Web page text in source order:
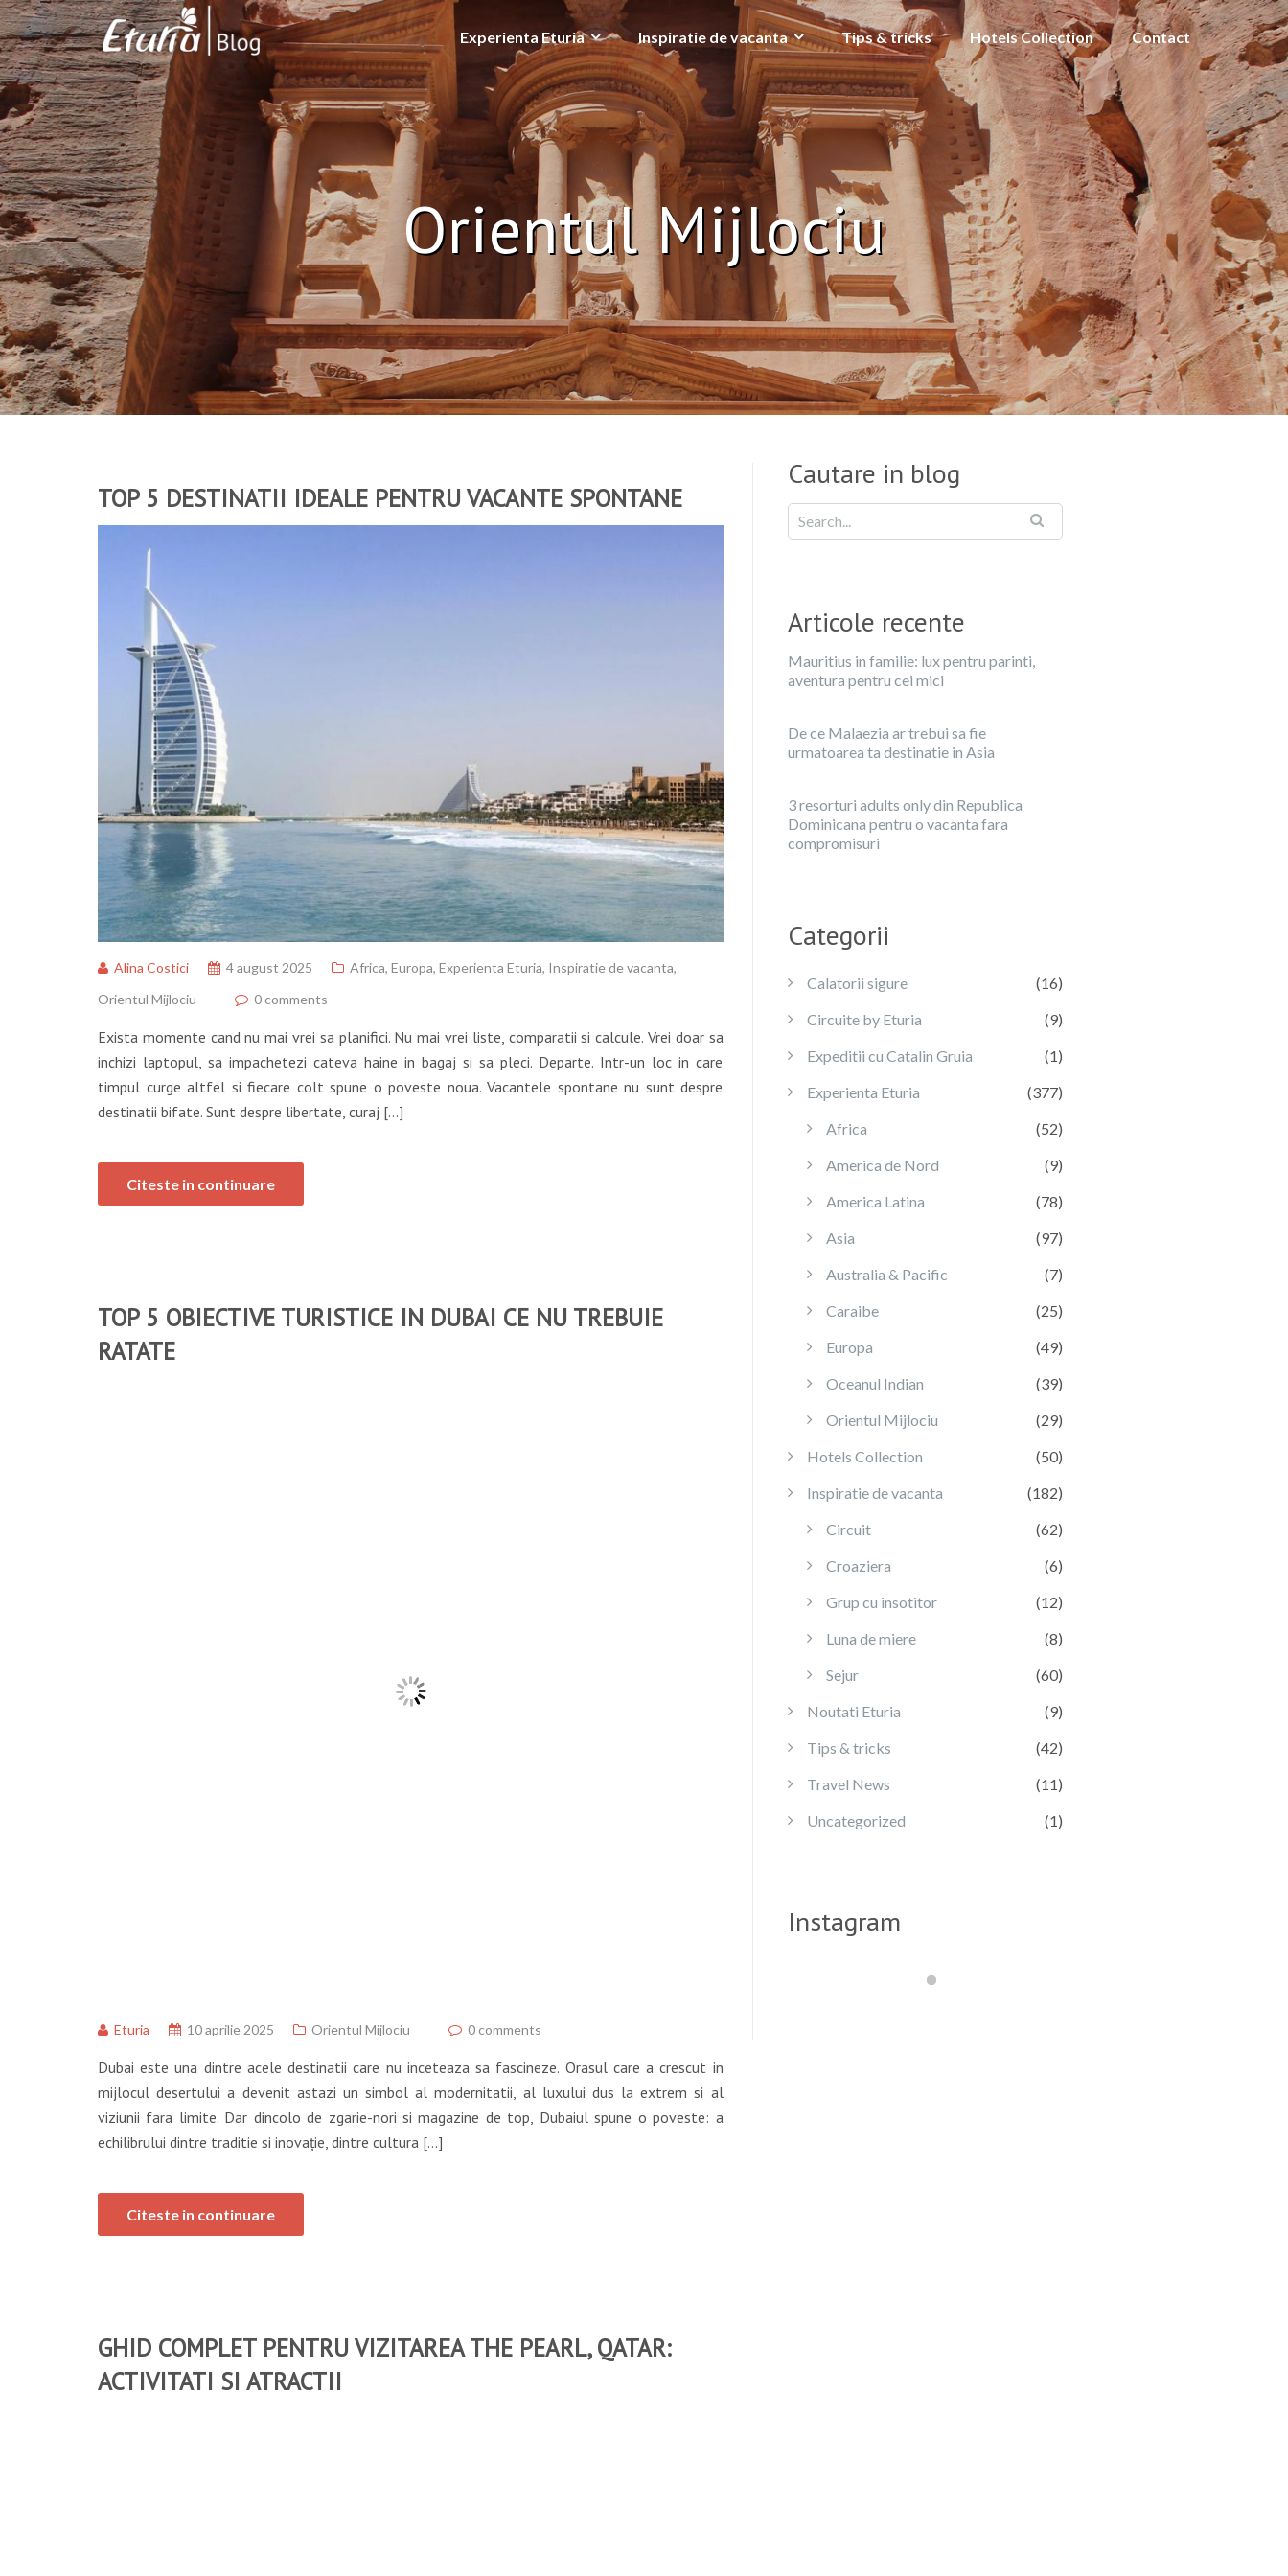
Experienta Eturia Inspiratie de vacanta Tips & tricks Hotels Collection Contact
Orientul Mijlociu
TOP 5 DESTINATII IDEALE PENTRU VACANTE SPONTANE
Alina Costici 4 august 2025 Africa, Europa, Experienta Eturia, Inspiratie de vacanta,
Orientul Mijlociu
0 comments
Exista momente cand nu mai vrei sa planifici. Nu mai vrei liste, comparatii si calcule. Vrei doar sa
inchizi laptopul, sa impachetezi cateva haine in bagaj si sa pleci. Departe. Intr-un loc in care
timpul curge altfel si fiecare colt spune o poveste noua. Vacantele spontane nu sunt despre
destinatii bifate. Sunt despre libertate, curaj […]
Citeste in continuare
TOP 5 OBIECTIVE TURISTICE IN DUBAI CE NU TREBUIE
RATATE
GHID COMPLET PENTRU VIZITAREA THE PEARL, QATAR:
Cautare in blog
Articole recente
Mauritius in familie: lux pentru parinti,
aventura pentru cei mici
De ce Malaezia ar trebui sa fie
urmatoarea ta destinatie in Asia
3 resorturi adults only din Republica
Dominicana pentru o vacanta fara
compromisuri
Categorii
Calatorii sigure
(16)
Circuite by Eturia
(9)
Expeditii cu Catalin Gruia
(1)
Experienta Eturia
(377)
Africa
(52)
America de Nord
(9)
America Latina
(78)
Asia
(97)
Australia & Pacific
(7)
Caraibe
(25)
Europa
(49)
Oceanul Indian
(39)
Orientul Mijlociu
(29)
Hotels Collection
(50)
Inspiratie de vacanta
(182)
Circuit
(62)
Croaziera
(6)
Grup cu insotitor
(12)
Luna de miere
(8)
Sejur
(60)
Noutati Eturia
(9)
Tips & tricks
(42)
Travel News
(11)
Uncategorized
(1)
Instagram